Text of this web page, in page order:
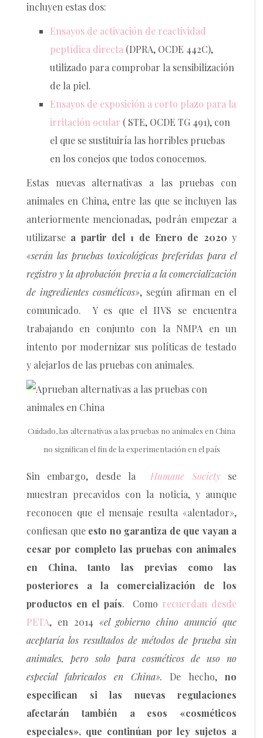
incluyen estas dos:
Ensayos de activación de reactividad
peptídica directa (DPRA, OCDE 442C),
utilizado para comprobar la sensibilización
de la piel.
Ensayos de exposición a corto plazo para la
irritación ocular ( STE, OCDE TG 491), con
el que se sustituiría las horribles pruebas
en los conejos que todos conocemos.
Estas nuevas alternativas a las pruebas con
animales en China, entre las que se incluyen las
anteriormente mencionadas, podrán empezar a
utilizarse a partir del 1 de Enero de 2020 y
«serán las pruebas toxicológicas preferidas para el
registro y la aprobación previa a la comercialización
de ingredientes cosméticos», según afirman en el
comunicado. Y es que el IIVS se encuentra
trabajando en conjunto con la NMPA en un
intento por modernizar sus políticas de testado
y alejarlos de las pruebas con animales.
Cuidado, las alternativas a las pruebas no animales en China
no significan el fin de la experimentación en el país
Sin embargo, desde laHumane Societyse
muestran precavidos con la noticia, y aunque
reconocen que el mensaje resulta «alentador»,
confiesan que esto no garantiza de que vayan a
cesar por completo las pruebas con animales
en China, tanto las previas como las
posteriores a la comercialización de los
productos en el país. Como recuerdan desde
PETA, en 2014 «el gobierno chino anunció que
aceptaría los resultados de métodos de prueba sin
animales, pero solo para cosméticos de uso no
especial fabricados en China». De hecho,no
especifican si las nuevas regulaciones
afectarán también a esos «cosméticos
especiales», que continúan por ley sujetos a